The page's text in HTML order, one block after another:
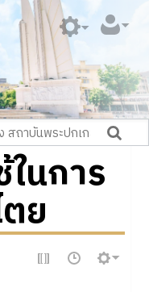
ในการ
ย